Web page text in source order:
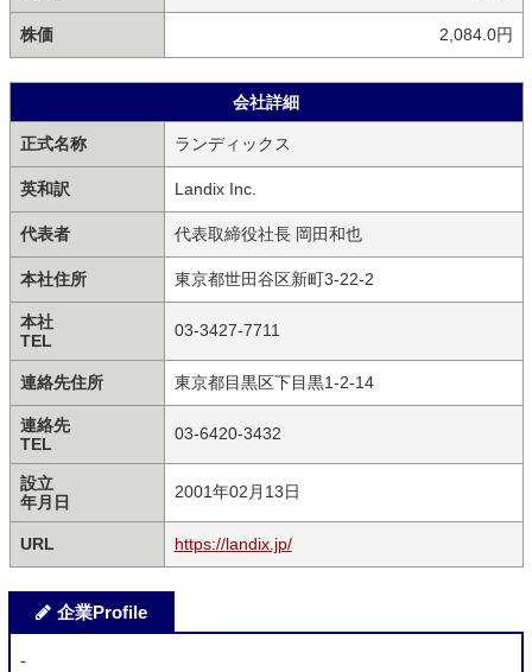
株価 2,084.0円
会社詳細
正式名称 ランディックス
英和訳 Landix Inc.
代表者 代表取締役社長 岡田和也
本社住所 東京都世田谷区新町3-22-2
本社
TEL
03-3427-7711
連絡先住所 東京都目黒区下目黒1-2-14
連絡先
TEL
03-6420-3432
設立
年月日
2001年02月13日
URL https://landix.jp/
企業Profile
-